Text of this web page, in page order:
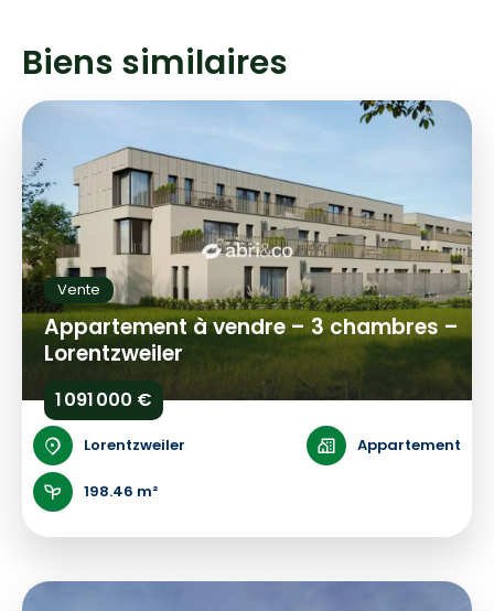
Biens similaires
Vente
Appartement à vendre – 3 chambres –
Lorentzweiler
1 091 000 €
Lorentzweiler Appartement
198.46 m²